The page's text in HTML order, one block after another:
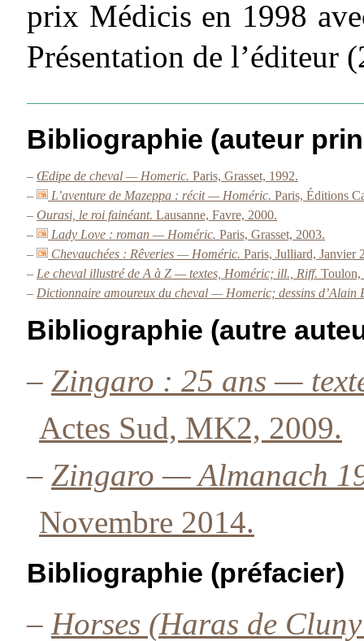
prix Médicis en 1998
Présentation de l’éditeur
Bibliographie (auteur
– Œdipe de cheval — Homeric. Paris, Grasset, 1992.
–
L’aventure de Mazeppa : récit — Homéric. Paris, Éditions
– Ourasi, le roi fainéant. Lausanne, Favre, 2000.
–
Lady Love : roman — Homéric. Paris, Grasset, 2003.
–
Chevauchées : Rêveries — Homéric. Paris, Julliard, Janvier
– Le cheval illustré de A à Z — textes, Homéric; ill., Riff. Toulon,
– Dictionnaire amoureux du cheval — Homeric; dessins d’Alain
Bibliographie (autre
– Zingaro : 25 ans —
Actes Sud, MK2, 2009.
– Zingaro — Almanach
Novembre 2014.
Bibliographie (préfacier)
– Horses (Haras de